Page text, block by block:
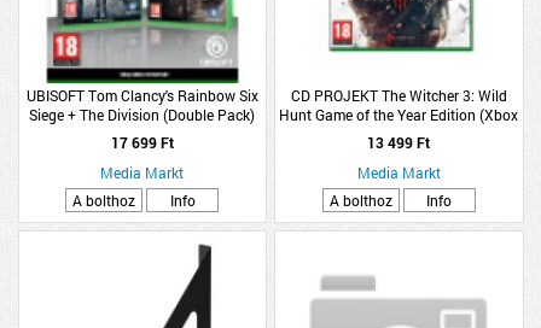
UBISOFT Tom Clancy's Rainbow Six
Siege + The Division (Double Pack)
(Xbox One)
17 699 Ft
Media Markt
A bolthoz
Info
CD PROJEKT The Witcher 3: Wild
Hunt Game of the Year Edition (Xbox
One)
13 499 Ft
Media Markt
A bolthoz
Info